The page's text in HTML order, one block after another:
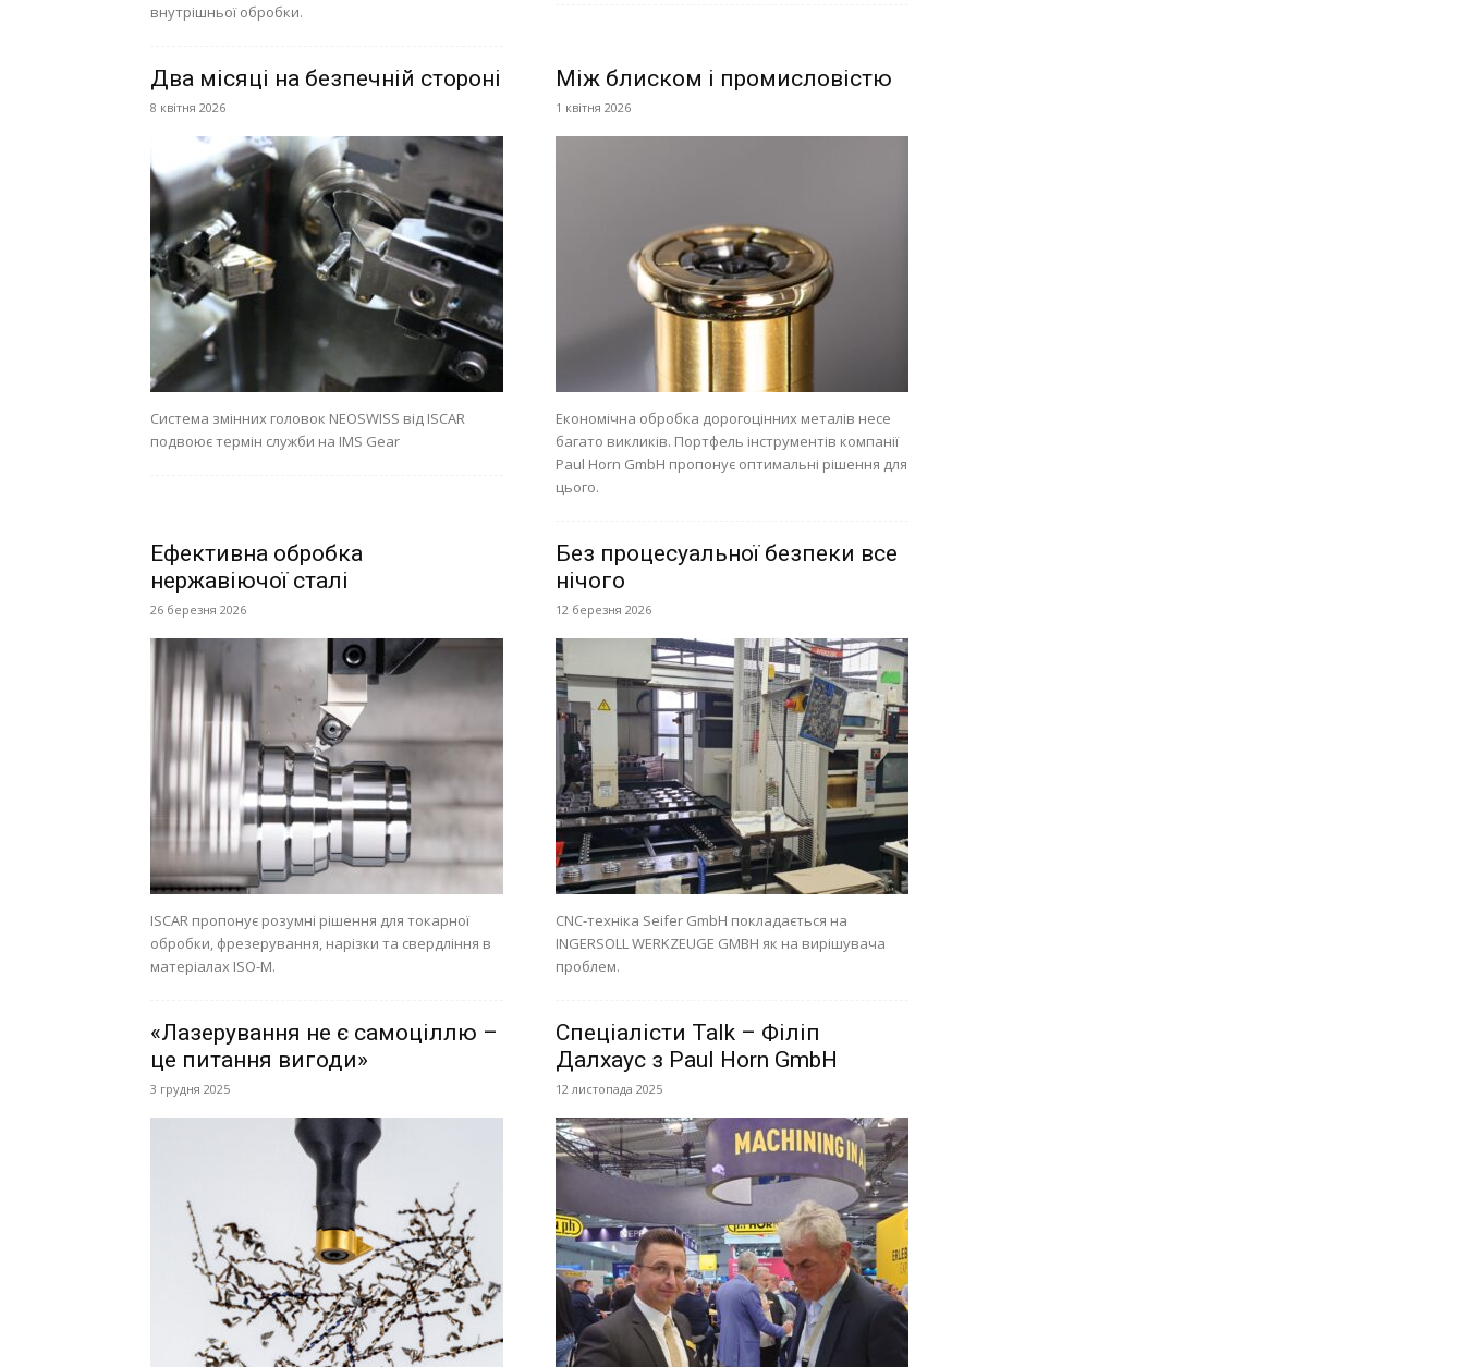
внутрішньої обробки.
Два місяці на безпечній стороні
8 квітня 2026
Система змінних головок NEOSWISS від ISCAR
подвоює термін служби на IMS Gear
Між блиском і промисловістю
1 квітня 2026
Економічна обробка дорогоцінних металів несе
багато викликів. Портфель інструментів компанії
Paul Horn GmbH пропонує оптимальні рішення для
цього.
Ефективна обробка
нержавіючої сталі
26 березня 2026
ISCAR пропонує розумні рішення для токарної
обробки, фрезерування, нарізки та свердління в
матеріалах ISO-M.
Без процесуальної безпеки все
нічого
12 березня 2026
CNC-техніка Seifer GmbH покладається на
INGERSOLL WERKZEUGE GMBH як на вирішувача
проблем.
«Лазерування не є самоціллю –
це питання вигоди»
3 грудня 2025
Спеціалісти Talk – Філіп
Далхаус з Paul Horn GmbH
12 листопада 2025